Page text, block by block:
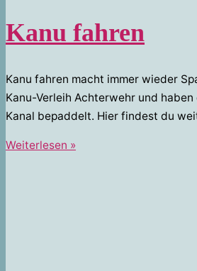
Kanu fahren
Kanu fahren macht immer wieder
Kanu-Verleih Achterwehr und
Kanal bepaddelt. Hier findest du
Kanu
Weiterlesen »